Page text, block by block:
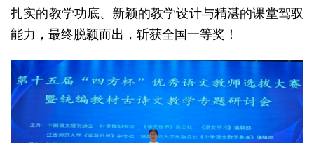
扎实的教学功底、新颖的教学设计与精湛的课堂驾驭
能力，最终脱颖而出，斩获全国一等奖！